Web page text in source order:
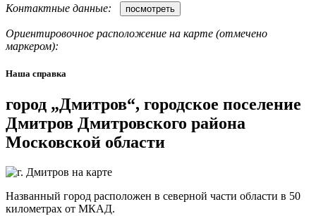
Контактные данные:
Ориентировочное расположение на карте (отмечено
маркером):
Наша справка
город „Дмитров“, городское поселение
Дмитров Дмитровского района
Московской области
Названный город расположен в северной части области в 50
километрах от МКАД.